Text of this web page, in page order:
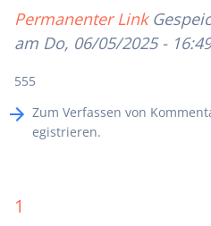
Permanenter Link
am Do, 06/05/2025 - 16:49
555
Zum Verfassen von
egistrieren.
1